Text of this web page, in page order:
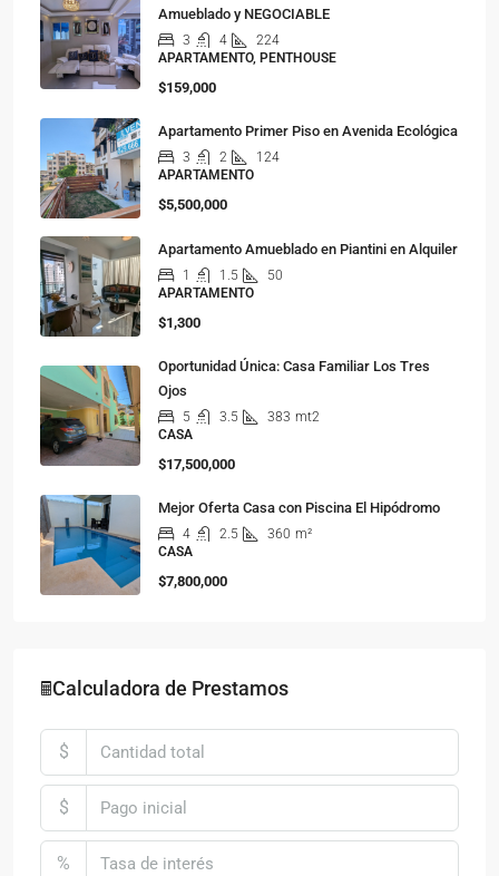
Amueblado y NEGOCIABLE
3 4
224
APARTAMENTO, PENTHOUSE
$159,000
Apartamento Primer Piso en Avenida Ecológica
3 2
124
APARTAMENTO
$5,500,000
Apartamento Amueblado en Piantini en Alquiler
1 1.5
50
APARTAMENTO
$1,300
Oportunidad Única: Casa Familiar Los Tres
Ojos
5 3.5 383 mt2
CASA
$17,500,000
Mejor Oferta Casa con Piscina El Hipódromo
4 2.5 360 m²
CASA
$7,800,000
🖩Calculadora de Prestamos
$
$
%